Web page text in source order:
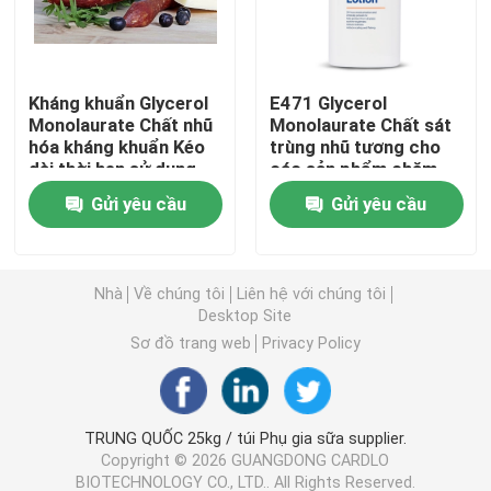
Chất nhũ hóa cấp thực phẩm
Chất nhũ hóa thực phẩm tự nhiên
Mono và diglycerid
Glycerol Monostearate
Chất nhũ hóa bánh cải tiến
Kháng khuẩn Glycerol
Monolaurate Chất nhũ
hóa kháng khuẩn Kéo
dài thời hạn sử dụng
cho xúc xích
Gửi yêu cầu
E471 Glycerol
Monolaurate Chất sát
trùng nhũ tương cho
các sản phẩm chăm
sóc da
Gửi yêu cầu
Nhà Về chúng tôi
Liên hệ với chúng tôi
Desktop Site
Sơ đồ trang web
Privacy Policy
TRUNG QUỐC 25kg / túi Phụ gia sữa supplier.
Copyright © 2026 GUANGDONG CARDLO
BIOTECHNOLOGY CO., LTD.. All Rights Reserved.